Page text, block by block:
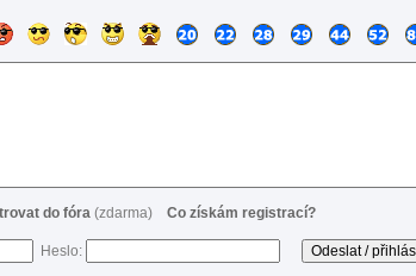
do fóra (zdarma) Co získám registrací?
Heslo: